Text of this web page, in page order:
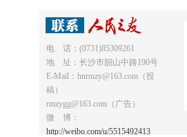
电 话：(0731)85309261
地 址：长沙市韶山中路190号
E-Mail：hnrmzy@163.com（投
稿）
rmzygg@163.com（广告）
微 博：
http://weibo.com/u/5515492413